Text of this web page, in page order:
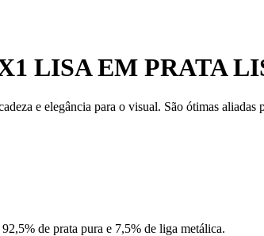
LISA EM PRATA
e elegância para o visual. São ótimas
de prata pura e 7,5% de liga metálica.